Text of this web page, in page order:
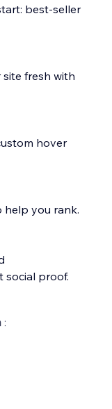
best-seller
fresh with
hover
help you rank.
social proof.
: